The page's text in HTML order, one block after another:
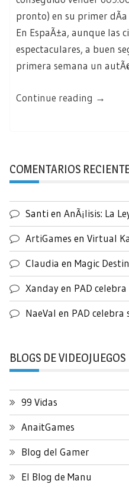
pronto) en su primer
En EspaÃ±a, aunque las
espectaculares, a buen
primera semana un
Continue reading «Y
hizo
→
COMENTARIOS
Santi en AnÃ¡lisis: La
ArtiGames en Virtual
Claudia en Magic
Xandayen PAD
NaeVal en PAD
BLOGS DE VIDEOJUEGOS
99 Vidas
AnaitGames
Blog del Gamer
El Blog de Manu